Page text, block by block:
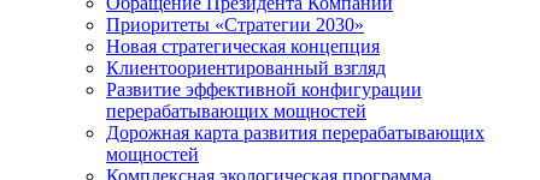
Приоритеты «Стратегии 2030»
Новая стратегическая концепция
Клиентоориентированный взгляд
Развитие эффективной конфигурации
перерабатывающих мощностей
Дорожная карта развития перерабатывающих
мощностей
Комплексная экологическая программа